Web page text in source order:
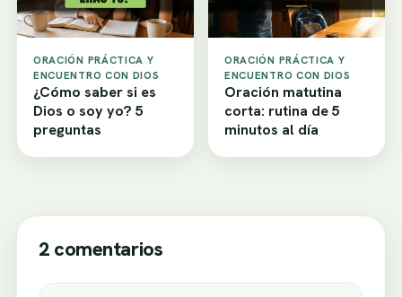
ORACIÓN PRÁCTICA Y
ENCUENTRO CON DIOS
¿Cómo saber si es
Dios o soy yo? 5
preguntas
ORACIÓN PRÁCTICA Y
ENCUENTRO CON DIOS
Oración matutina
corta: rutina de 5
minutos al día
2 comentarios